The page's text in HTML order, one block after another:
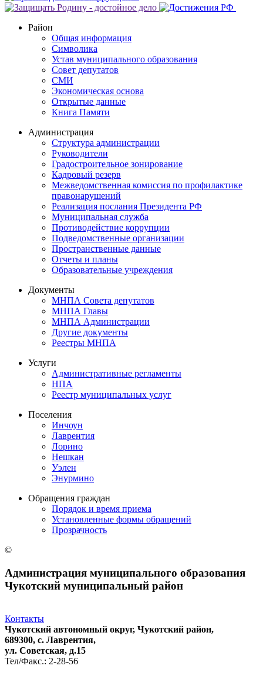
Район
Общая информация
Символика
Устав муниципального образования
Совет депутатов
СМИ
Экономическая основа
Открытые данные
Книга Памяти
Администрация
Структура администрации
Руководители
Градостроительное зонирование
Кадровый резерв
Межведомственная комиссия по профилактике
правонарушений
Реализация послания Президента РФ
Муниципальная служба
Противодействие коррупции
Подведомственные организации
Пространственные данные
Отчеты и планы
Образовательные учреждения
Документы
МНПА Совета депутатов
МНПА Главы
МНПА Администрации
Другие документы
Реестры МНПА
Услуги
Административные регламенты
НПА
Реестр муниципальных услуг
Поселения
Инчоун
Лаврентия
Лорино
Нешкан
Уэлен
Энурмино
Обращения граждан
Порядок и время приема
Установленные формы обращений
Прозрачность
©
Администрация муниципального образования
Чукотский муниципальный район
Контакты
Чукотский автономный округ, Чукотский район,
689300, с. Лаврентия,
ул. Советская, д.15
Тел/Факс.: 2-28-56